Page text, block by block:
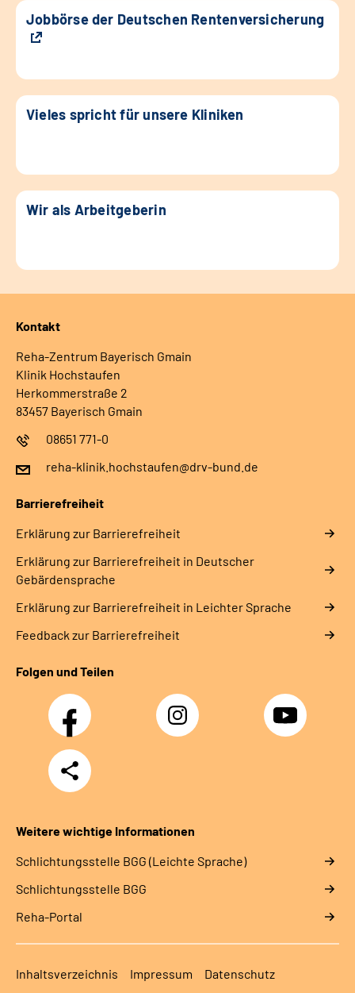
Jobbörse der Deutschen Rentenversicherung
Vieles spricht für unsere Kliniken
Wir als Arbeitgeberin
Kontakt
Reha-Zentrum Bayerisch Gmain
Klinik Hochstaufen
Herkommerstraße 2
83457 Bayerisch Gmain
08651 771-0
reha-klinik.hochstaufen@drv-bund.de
Barrierefreiheit
Erklärung zur Barrierefreiheit
Erklärung zur Barrierefreiheit in Deutscher
Gebärdensprache
Erklärung zur Barrierefreiheit in Leichter Sprache
Feedback zur Barrierefreiheit
Folgen und Teilen
Facebook Instagram YouTube
Teilen
Weitere wichtige Informationen
Schlich­tungs­stel­le BGG (Leichte Sprache)
Schlich­tungs­stel­le BGG
Reha-Portal
Inhaltsverzeichnis Impressum Datenschutz